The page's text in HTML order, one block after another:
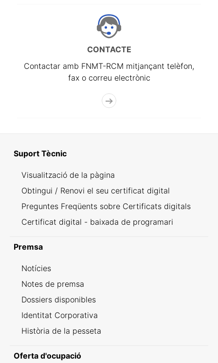
CONTACTE
Contactar amb FNMT-RCM mitjançant telèfon,
fax o correu electrònic
Suport Tècnic
Visualització de la pàgina
Obtingui / Renovi el seu certificat digital
Preguntes Freqüents sobre Certificats digitals
Certificat digital - baixada de programari
Premsa
Notícies
Notes de premsa
Dossiers disponibles
Identitat Corporativa
Història de la pesseta
Oferta d'ocupació